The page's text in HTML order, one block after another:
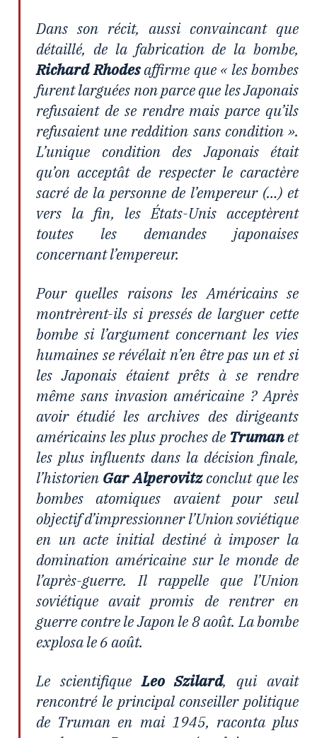
Dans son récit, aussi convaincant que
détaillé, de la fabrication de la bombe,
Richard Rhodesaffirme que « les bombes
furent larguées non parce que les Japonais
refusaient de se rendre mais parce qu’ils
refusaient une reddition sans condition ».
L’unique condition des Japonais était
qu’on acceptât de respecter le caractère
sacré de la personne de l’empereur (…) et
vers la fin, les États-Unis acceptèrent
toutes les demandes japonaises
concernant l’empereur.
Pour quelles raisons les Américains se
montrèrent-ils si pressés de larguer cette
bombe si l’argument concernant les vies
humaines se révélait n’en être pas un et si
les Japonais étaient prêts à se rendre
même sans invasion américaine ? Après
avoir étudié les archives des dirigeants
américains les plus proches de Trumanet
les plus influents dans la décision finale,
l’historien Gar Alperovitzconclut que les
bombes atomiques avaient pour seul
objectif d’impressionner l’Union soviétique
en un acte initial destiné à imposer la
domination américaine sur le monde de
l’après-guerre. Il rappelle que l’Union
soviétique avait promis de rentrer en
guerre contre le Japon le 8 août. La bombe
explosa le 6 août.
Le scientifiqueLeo Szilard, qui avait
rencontré le principal conseiller politique
de Truman en mai 1945, raconta plus